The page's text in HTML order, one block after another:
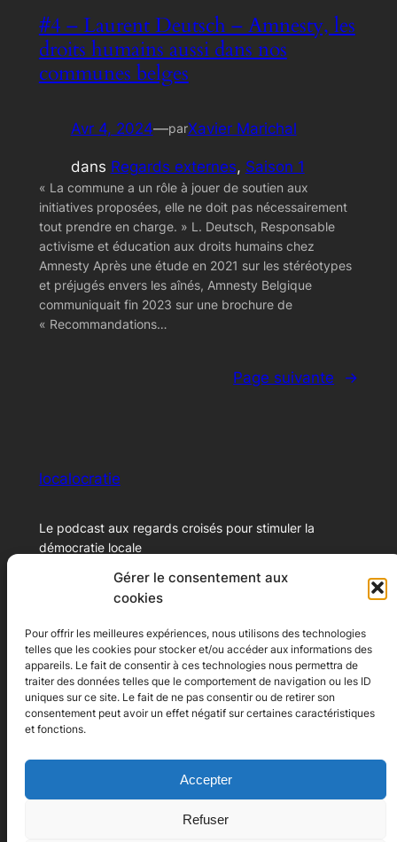
Gérer le consentement aux
cookies
Pour offrir les meilleures expériences, nous utilisons des technologies
telles que les cookies pour stocker et/ou accéder aux informations des
appareils. Le fait de consentir à ces technologies nous permettra de
traiter des données telles que le comportement de navigation ou les ID
uniques sur ce site. Le fait de ne pas consentir ou de retirer son
consentement peut avoir un effet négatif sur certaines caractéristiques
et fonctions.
Accepter
Refuser
#4 – Laurent Deutsch – Amnesty, les
droits humains aussi dans nos
communes belges
Avr 4, 2024—parXavier Marichal
dans Regards externes, Saison 1
« La commune a un rôle à jouer de soutien aux
initiatives proposées, elle ne doit pas nécessairement
tout prendre en charge. » L. Deutsch, Responsable
activisme et éducation aux droits humains chez
Amnesty Après une étude en 2021 sur les stéréotypes
et préjugés envers les aînés, Amnesty Belgique
communiquait fin 2023 sur une brochure de
« Recommandations…
Page suivante →
localocratie
Le podcast aux regards croisés pour stimuler la
démocratie locale
© 2024 – Xavier Marichal
Ecoutez le podcast
Youtube
Spotify
Apple Podcast
A propos
A propos
Contact
Réseaux